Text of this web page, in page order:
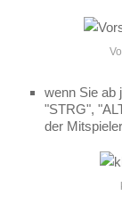
wenn Sie ab
"STRG",
der